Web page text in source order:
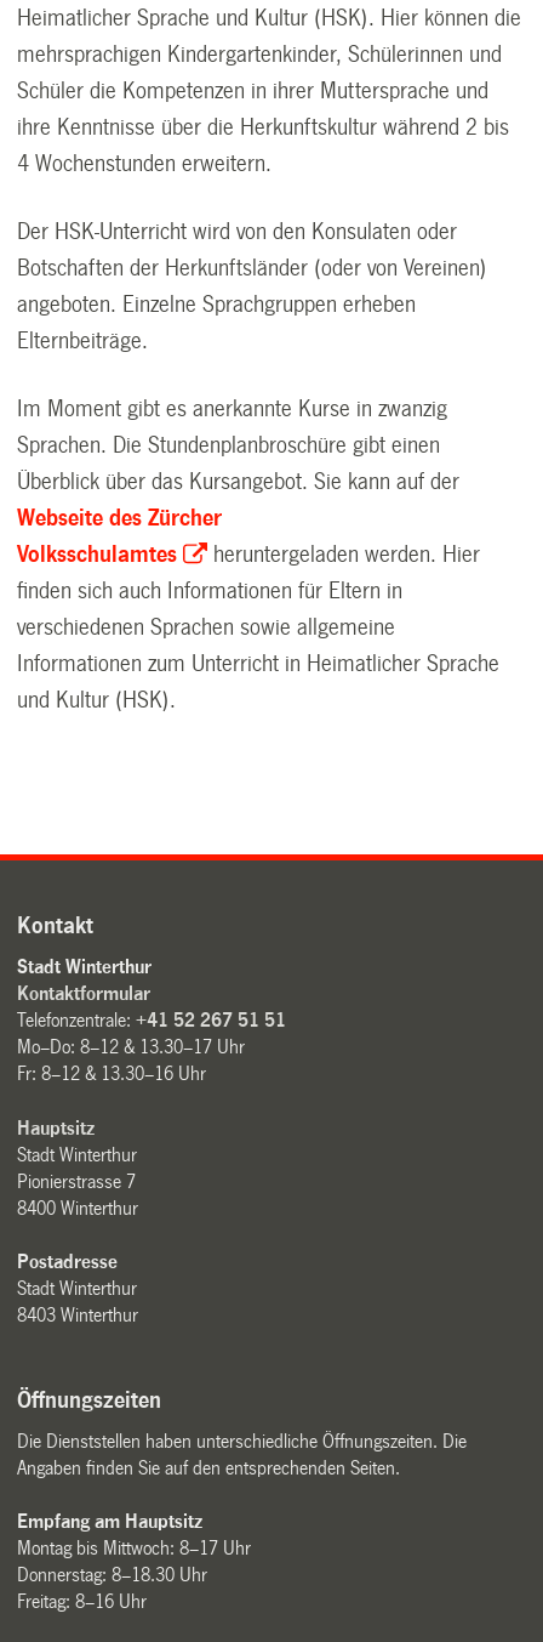
Heimatlicher Sprache und Kultur (HSK). Hier können die
mehrsprachigen Kindergartenkinder, Schülerinnen und
Schüler die Kompetenzen in ihrer Muttersprache und
ihre Kenntnisse über die Herkunftskultur während 2 bis
4 Wochenstunden erweitern.
Der HSK-Unterricht wird von den Konsulaten oder
Botschaften der Herkunftsländer (oder von Vereinen)
angeboten. Einzelne Sprachgruppen erheben
Elternbeiträge.
Im Moment gibt es anerkannte Kurse in zwanzig
Sprachen. Die Stundenplanbroschüre gibt einen
Überblick über das Kursangebot. Sie kann auf der
Webseite des Zürcher
Volksschulamtes
heruntergeladen werden. Hier
finden sich auch Informationen für Eltern in
verschiedenen Sprachen sowie allgemeine
Informationen zum Unterricht in Heimatlicher Sprache
und Kultur (HSK).
Kontakt
Stadt Winterthur
Kontaktformular
Telefonzentrale:+41 52 267 51 51
Mo–Do: 8–12 & 13.30–17 Uhr
Fr: 8–12 & 13.30–16 Uhr
Hauptsitz
Stadt Winterthur
Pionierstrasse 7
8400 Winterthur
Postadresse
Stadt Winterthur
8403 Winterthur
Öffnungszeiten
Die Dienststellen haben unterschiedliche Öffnungszeiten. Die
Angaben finden Sie auf den entsprechenden Seiten.
Empfang am Hauptsitz
Montag bis Mittwoch: 8–17 Uhr
Donnerstag: 8–18.30 Uhr
Freitag: 8–16 Uhr